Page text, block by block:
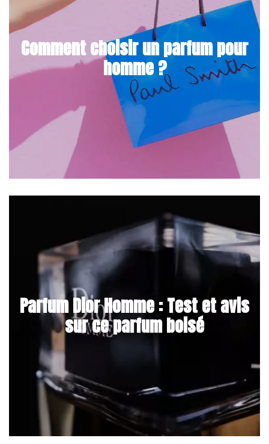
Comment choisir un parfum pour
homme ?
Parfum Dior Homme : Test et avis
sur ce parfum boisé